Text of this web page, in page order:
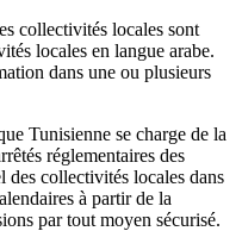
collectivités locales sont
locales en langue arabe.
dans une ou plusieurs
Tunisienne se charge de la
réglementaires des
collectivités locales dans
à partir de la
par tout moyen sécurisé.